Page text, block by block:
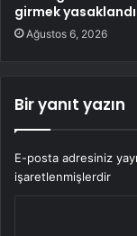
girmek yasaklandı
Ağustos 6, 2026
Bir yanıt yazın
E-posta adresiniz
işaretlenmişlerdir